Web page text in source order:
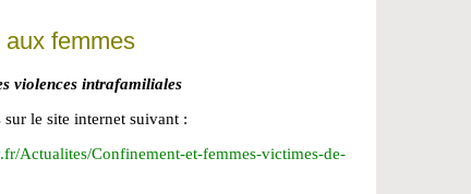
femmes
violences intrafamiliales
le site internet suivant :
Actualites/Confinement-et-femmes-victimes-de-